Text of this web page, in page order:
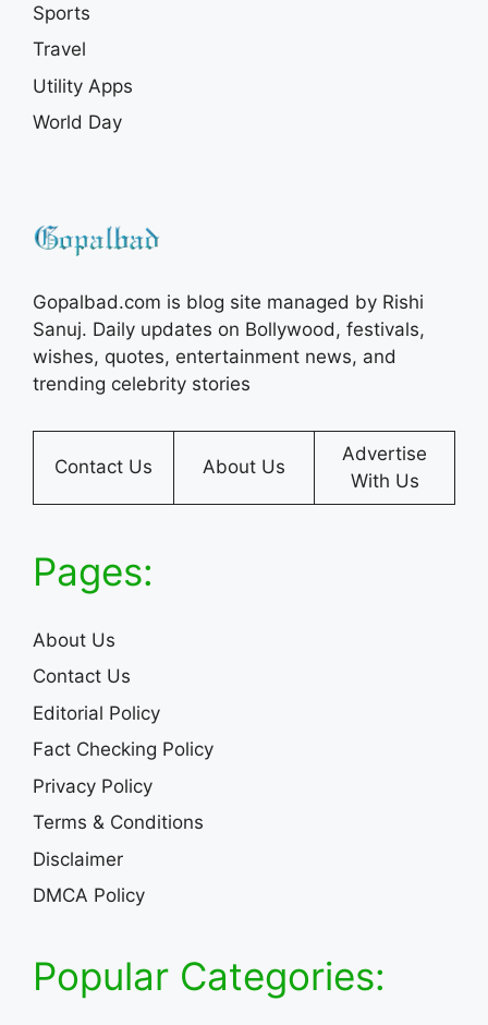
Sports
Travel
Utility Apps
World Day
Gopalbad.com is blog site managed by Rishi
Sanuj. Daily updates on Bollywood, festivals,
wishes, quotes, entertainment news, and
trending celebrity stories
Contact Us About Us
Advertise
With Us
Pages:
About Us
Contact Us
Editorial Policy
Fact Checking Policy
Privacy Policy
Terms & Conditions
Disclaimer
DMCA Policy
Popular Categories: